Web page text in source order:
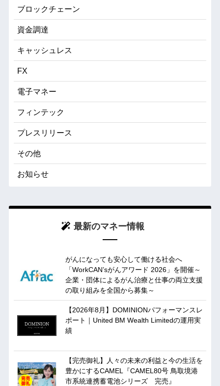
ブロックチェーン
資金調達
キャッシュレス
FX
電子マネー
フィンテック
プレスリリース
その他
お知らせ
最新のマネー情報
がんになっても安心して働ける社会へ
「WorkCAN’sがんアワード 2026」を開催～
企業・団体によるがん治療と仕事の両立支援
の取り組みを全国から募集～
【2026年8月】DOMINIONパフォーマンスレ
ポート｜United BM Wealth Limitedの運用実
績
【完売御礼】人々の未来の利益と今の生活を
豊かにするCAMEL『CAMEL80号 鳥取境港
市系統連携蓄電池シリーズ 完売』